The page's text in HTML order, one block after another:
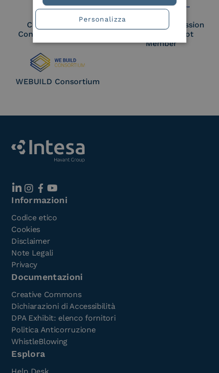
Cloud Signature
Consortium Member
European Commission
Large Scale Pilot
Member
WEBUILD Consortium
Informazioni
Codice etico
Cookies
Disclaimer
Note Legali
Privacy
Documentazioni
Creative Commons
Dichiarazioni di Accessibilità
DPA Exhibit: elenco fornitori
Politica Anticorruzione
WhistleBlowing
Esplora
Personalizza